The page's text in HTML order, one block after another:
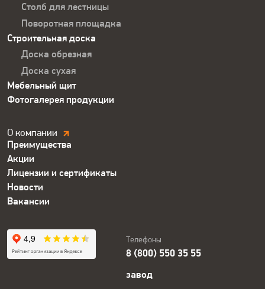
Столб для лестницы
Поворотная площадка
Строительная доска
Доска обрезная
Доска сухая
Мебельный щит
Фотогалерея продукции
Компания.
Футер
О компании
Преимущества
Акции
Лицензии и сертификаты
Новости
Вакансии
Телефоны
8 (800) 550 35 55
завод